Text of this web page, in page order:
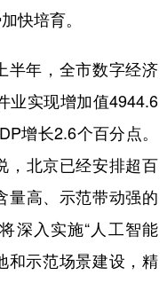
快培育。
年，全市数字经济
业实现增加值4944.6
增长2.6个百分点。
，北京已经安排超百
量高、示范带动强的
深入实施“人工智能
和示范场景建设，精